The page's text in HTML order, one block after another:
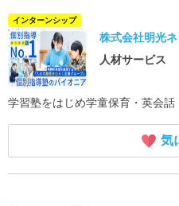
インターンシップ
株式会社明光
人材サービス
学習塾をはじめ学童保育・英会
気